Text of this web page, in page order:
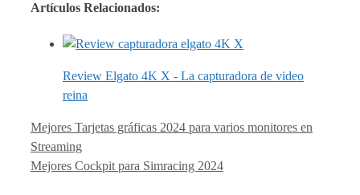
Artículos Relacionados:
Review Elgato 4K X - La capturadora de video
reina
Mejores Tarjetas gráficas 2024 para varios monitores en
Streaming
Mejores Cockpit para Simracing 2024